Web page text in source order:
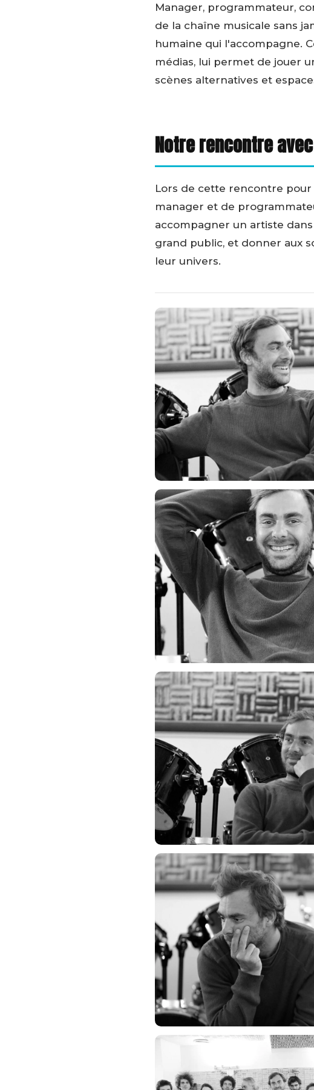
Manager, programmateur,
de la chaîne musicale sans
humaine qui l'accompagne.
médias, lui permet de jouer
scènes alternatives et
Notre rencontre
Lors de cette rencontre pour
manager et de
accompagner un artiste
grand public, et donner aux
leur univers.